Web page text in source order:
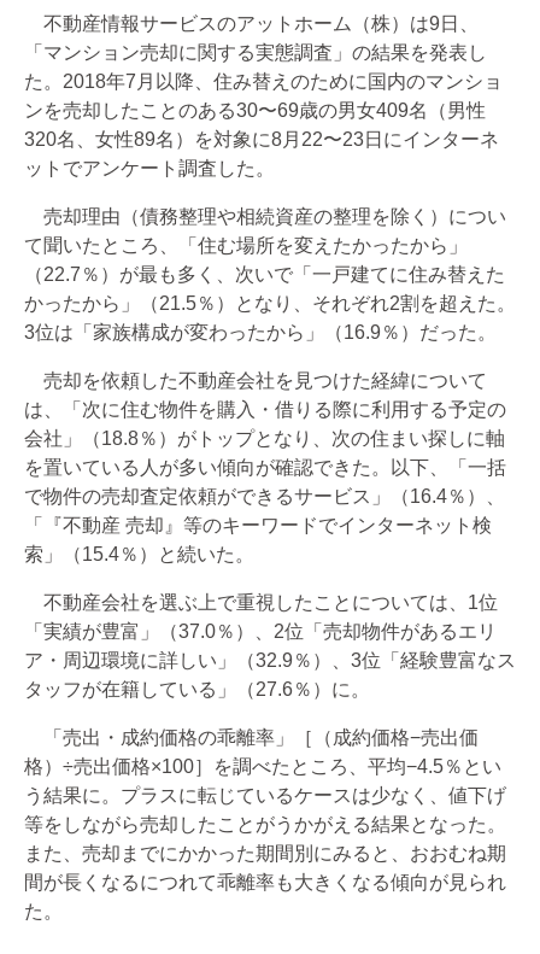
不動産情報サービスのアットホーム（株）は9日、
「マンション売却に関する実態調査」の結果を発表し
た。2018年7月以降、住み替えのために国内のマンショ
ンを売却したことのある30〜69歳の男女409名（男性
320名、女性89名）を対象に8月22〜23日にインターネ
ットでアンケート調査した。
売却理由（債務整理や相続資産の整理を除く）につい
て聞いたところ、「住む場所を変えたかったから」
（22.7％）が最も多く、次いで「一戸建てに住み替えた
かったから」（21.5％）となり、それぞれ2割を超えた。
3位は「家族構成が変わったから」（16.9％）だった。
売却を依頼した不動産会社を見つけた経緯について
は、「次に住む物件を購入・借りる際に利用する予定の
会社」（18.8％）がトップとなり、次の住まい探しに軸
を置いている人が多い傾向が確認できた。以下、「一括
で物件の売却査定依頼ができるサービス」（16.4％）、
「『不動産 売却』等のキーワードでインターネット検
索」（15.4％）と続いた。
不動産会社を選ぶ上で重視したことについては、1位
「実績が豊富」（37.0％）、2位「売却物件があるエリ
ア・周辺環境に詳しい」（32.9％）、3位「経験豊富なス
タッフが在籍している」（27.6％）に。
「売出・成約価格の乖離率」［（成約価格−売出価
格）÷売出価格×100］を調べたところ、平均−4.5％とい
う結果に。プラスに転じているケースは少なく、値下げ
等をしながら売却したことがうかがえる結果となった。
また、売却までにかかった期間別にみると、おおむね期
間が長くなるにつれて乖離率も大きくなる傾向が見られ
た。